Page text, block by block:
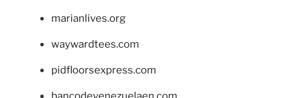
marianlives.org
waywardtees.com
pidfloorsexpress.com